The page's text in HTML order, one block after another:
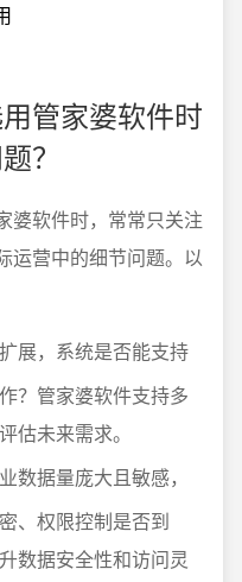
管家婆软件时
？
婆软件时，常常只关注
运营中的细节问题。以
展，系统是否能支持
？管家婆软件支持多
估未来需求。
数据量庞大且敏感，
、权限控制是否到
数据安全性和访问灵